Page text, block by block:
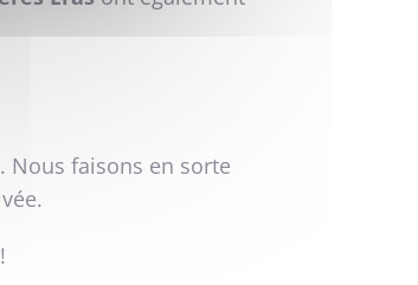
. Nous faisons en sorte